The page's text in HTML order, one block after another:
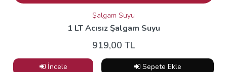
Şalgam Suyu
1 LT Acısız Şalgam Suyu
919,00 TL
İncele Sepete Ekle